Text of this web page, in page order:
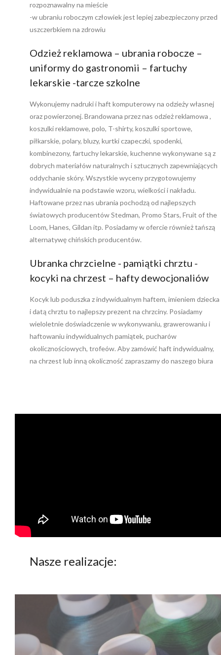
rozpoznawalny na mieście
-w ubraniu roboczym człowiek jest lepiej zabezpieczony przed
uszczerbkiem na zdrowiu
Odzież reklamowa – ubrania robocze –
uniformy do gastronomii – fartuchy
lekarskie -tarcze szkolne
Wykonujemy nadruki i haft komputerowy na odzieży własnej
oraz powierzonej. Brandowana przez nas odzież reklamowa ,
koszulki reklamowe, polo, T-shirty, koszulki sportowe,
piłkarskie, polary, bluzy, kurtki czapeczki, spodenki,
kombinezony, fartuchy lekarskie, kuchenne wykonywane są z
dobrych materiałów naturalnych i sztucznych zapewniających
oddychanie skóry. Wszystkie wyceny przygotowujemy
indywidualnie na podstawie wzoru, wielkości i nakładu.
Haftowane przez nas ubrania pochodzą od najlepszych
światowych producentów Stedman, Promo Stars, Fruit of the
Loom, Hanes, Gildan itp. Posiadamy w ofercie również tańszą
alternatywę chińskich producentów.
Ubranka chrzcielne - pamiątki chrztu -
kocyki na chrzest – hafty dewocjonaliów
Kocyk lub poduszka z indywidualnym haftem, imieniem dziecka
i datą chrztu to najlepszy prezent na chrzciny. Posiadamy
wieloletnie doświadczenie w wykonywaniu, grawerowaniu i
haftowaniu indywidualnych pamiątek, pucharów
okolicznościowych, trofeów. Aby zamówić haft indywidualny,
na chrzest lub inną okoliczność zapraszamy do naszego biura
Nasze realizacje: